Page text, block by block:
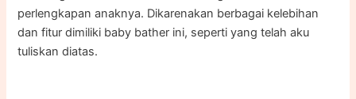
perlengkapan anaknya. Dikarenakan berbagai kelebihan
dan fitur dimiliki baby bather ini, seperti yang telah aku
tuliskan diatas.